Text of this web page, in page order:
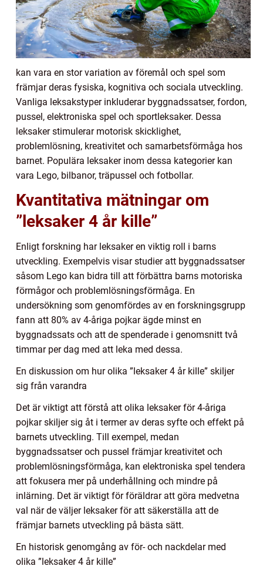
kan vara en stor variation av föremål och spel som
främjar deras fysiska, kognitiva och sociala utveckling.
Vanliga leksakstyper inkluderar byggnadssatser, fordon,
pussel, elektroniska spel och sportleksaker. Dessa
leksaker stimulerar motorisk skicklighet,
problemlösning, kreativitet och samarbetsförmåga hos
barnet. Populära leksaker inom dessa kategorier kan
vara Lego, bilbanor, träpussel och fotbollar.
Kvantitativa mätningar om
”leksaker 4 år kille”
Enligt forskning har leksaker en viktig roll i barns
utveckling. Exempelvis visar studier att byggnadssatser
såsom Lego kan bidra till att förbättra barns motoriska
förmågor och problemlösningsförmåga. En
undersökning som genomfördes av en forskningsgrupp
fann att 80% av 4-åriga pojkar ägde minst en
byggnadssats och att de spenderade i genomsnitt två
timmar per dag med att leka med dessa.
En diskussion om hur olika ”leksaker 4 år kille” skiljer
sig från varandra
Det är viktigt att förstå att olika leksaker för 4-åriga
pojkar skiljer sig åt i termer av deras syfte och effekt på
barnets utveckling. Till exempel, medan
byggnadssatser och pussel främjar kreativitet och
problemlösningsförmåga, kan elektroniska spel tendera
att fokusera mer på underhållning och mindre på
inlärning. Det är viktigt för föräldrar att göra medvetna
val när de väljer leksaker för att säkerställa att de
främjar barnets utveckling på bästa sätt.
En historisk genomgång av för- och nackdelar med
olika ”leksaker 4 år kille”